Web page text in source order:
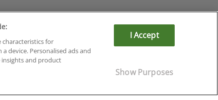
Cursos en Tenerife
Cursos en Toledo
characteristics for
device. Personalised ads and
and product
I Accept
Show Purposes